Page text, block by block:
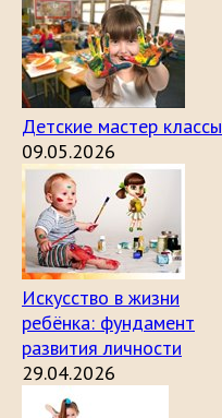
Детские мастер классы
09.05.2026
Искусство в жизни
ребёнка: фундамент
развития личности
29.04.2026